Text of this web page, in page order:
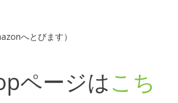
へとびます）
ページはこち